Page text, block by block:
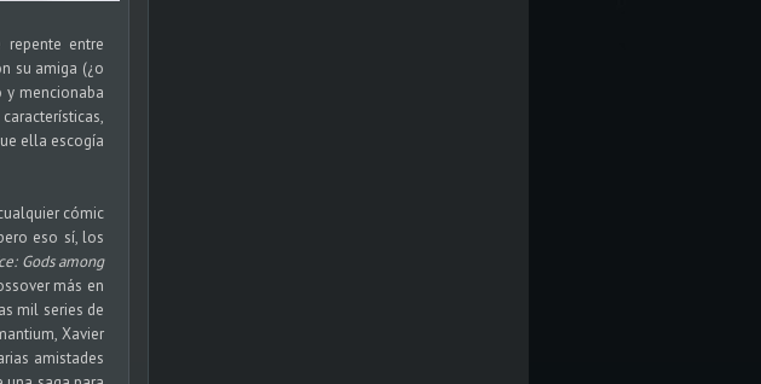
entre
su amiga (¿o
mencionaba
ella escogía
cómic
eso sí, los
Gods among
más en
mil series de
Xavier
amistades